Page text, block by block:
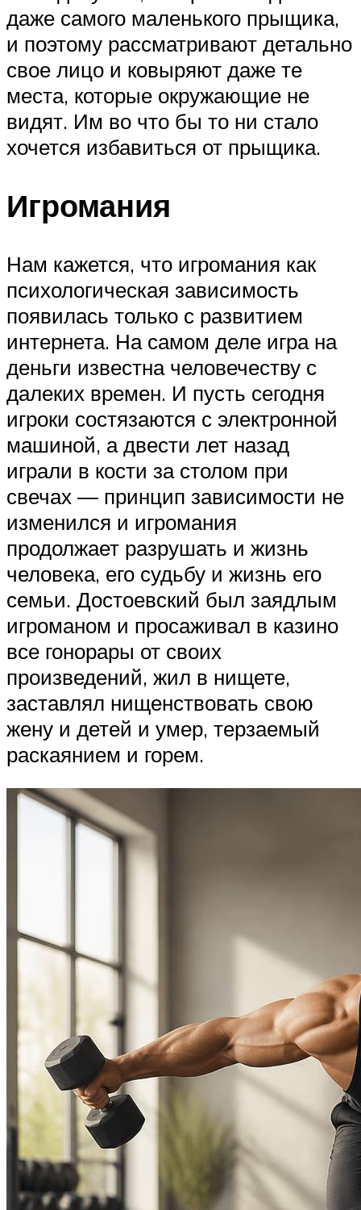
даже самого маленького прыщика,
и поэтому рассматривают детально
свое лицо и ковыряют даже те
места, которые окружающие не
видят. Им во что бы то ни стало
хочется избавиться от прыщика.
Игромания
Нам кажется, что игромания как
психологическая зависимость
появилась только с развитием
интернета. На самом деле игра на
деньги известна человечеству с
далеких времен. И пусть сегодня
игроки состязаются с электронной
машиной, а двести лет назад
играли в кости за столом при
свечах ― принцип зависимости не
изменился и игромания
продолжает разрушать и жизнь
человека, его судьбу и жизнь его
семьи. Достоевский был заядлым
игроманом и просаживал в казино
все гонорары от своих
произведений, жил в нищете,
заставлял нищенствовать свою
жену и детей и умер, терзаемый
раскаянием и горем.